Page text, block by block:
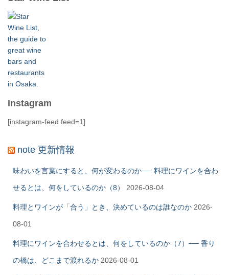
Instagram
[instagram-feed feed=1]
note 更新情報
味わいを言葉にすると、何が変わるのか── 料理にワインを合わ
せるとは、何をしているのか（8） 2026-08-04
料理とワインが「合う」とき、決めているのは誰なのか 2026-
08-01
料理にワインを合わせるとは、何をしているのか（7）── 香り
の橋は、どこまで渡れるか 2026-08-01